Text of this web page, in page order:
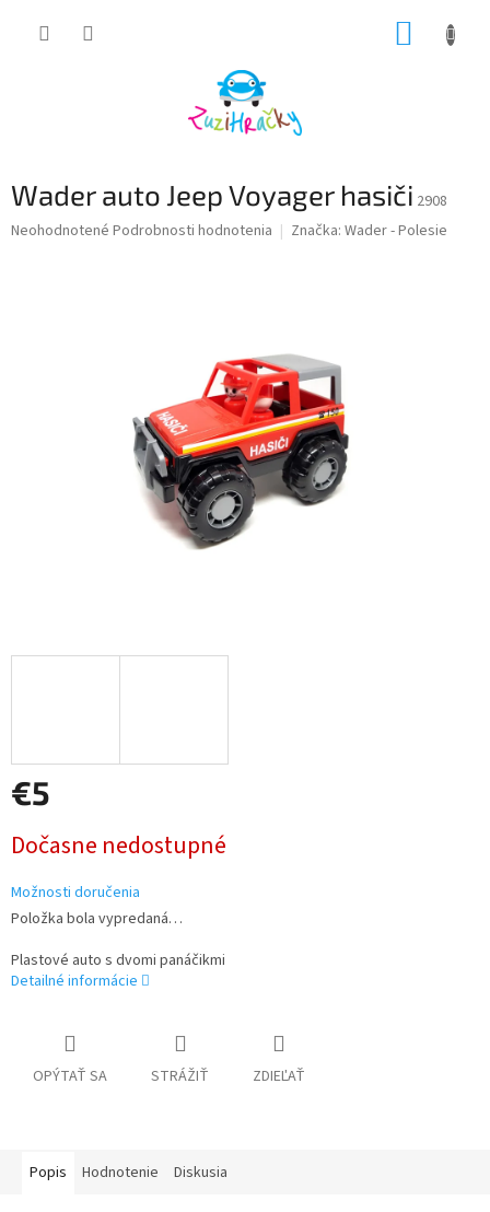
Wader auto Jeep Voyager hasiči 2908
Priemerné
Neohodnotené Podrobnosti hodnotenia Značka: Wader - Polesie
€5
cena:
Dočasne nedostupné
Možnosti doručenia
Položka bola vypredaná…
Plastové auto s dvomi panáčikmi
Detailné informácie
OPÝTAŤ SA STRÁŽIŤ ZDIEĽAŤ
Popis Hodnotenie Diskusia